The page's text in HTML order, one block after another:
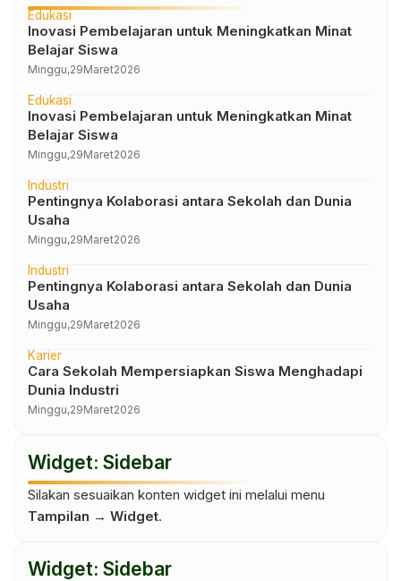
Edukasi
Inovasi Pembelajaran untuk Meningkatkan Minat
Belajar Siswa
Minggu,29Maret2026
Edukasi
Inovasi Pembelajaran untuk Meningkatkan Minat
Belajar Siswa
Minggu,29Maret2026
Industri
Pentingnya Kolaborasi antara Sekolah dan Dunia
Usaha
Minggu,29Maret2026
Industri
Pentingnya Kolaborasi antara Sekolah dan Dunia
Usaha
Minggu,29Maret2026
Karier
Cara Sekolah Mempersiapkan Siswa Menghadapi
Dunia Industri
Minggu,29Maret2026
Widget: Sidebar
Silakan sesuaikan konten widget ini melalui menu
Tampilan → Widget.
Widget: Sidebar